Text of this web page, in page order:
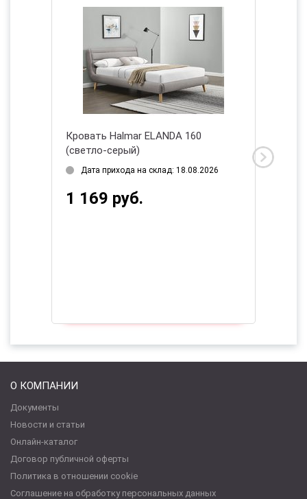
Кровать Halmar ELANDA 160
(светло-серый)
Дата прихода на склад: 18.08.2026
1 169 руб.
160/200
О КОМПАНИИ
Документы
Новости и статьи
Онлайн-каталог
Договор публичной оферты
Политика в отношении cookie
Соглашение на обработку персональных данных